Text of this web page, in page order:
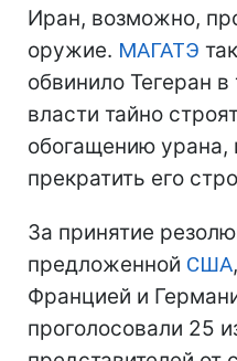
Иран, возможно,
оружие. МАГАТЭ
обвинило Тегеран
власти тайно
обогащению урана,
прекратить его
За принятие
предложенной США
Францией и
проголосовали 25